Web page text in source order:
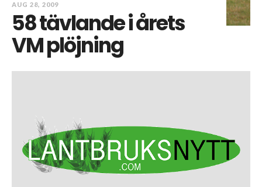
AUG 28, 2009
58 tävlande i årets
VM plöjning